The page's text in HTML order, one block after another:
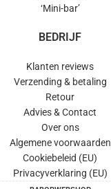
‘Mini-bar’
BEDRIJF
Klanten reviews
Verzending & betaling
Retour
Advies & Contact
Over ons
Algemene voorwaarden
Cookiebeleid (EU)
Privacyverklaring (EU)